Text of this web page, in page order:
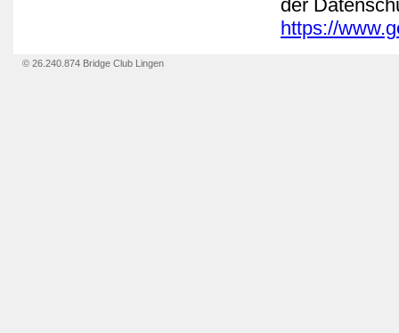
der
https://
© 26.240.874 Bridge Club Lingen